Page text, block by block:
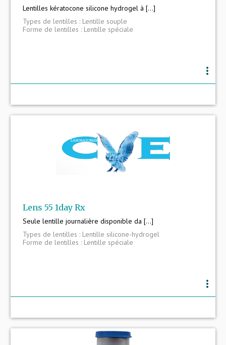
Lentilles kératocone silicone hydrogel à [...]
Types de lentilles : Lentille souple
Forme de lentilles : Lentille spéciale
more_vert
Lens 55 1day Rx
Seule lentille journalière disponible da [...]
Types de lentilles : Lentille silicone-hydrogel
Forme de lentilles : Lentille spéciale
more_vert